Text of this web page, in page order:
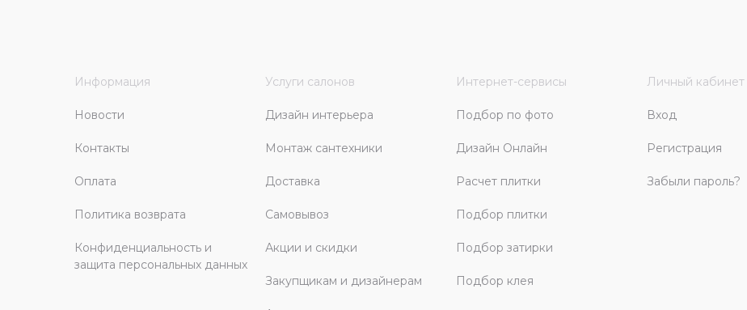
Информация
Новости
Контакты
Оплата
Политика возврата
Конфиденциальность и
защита персональных данных
Услуги салонов
Дизайн интерьера
Монтаж сантехники
Доставка
Самовывоз
Акции и скидки
Закупщикам и дизайнерам
Интернет-сервисы
Подбор по фото
Дизайн Онлайн
Расчет плитки
Подбор плитки
Подбор затирки
Подбор клея
Личный кабинет
Вход
Регистрация
Забыли пароль?